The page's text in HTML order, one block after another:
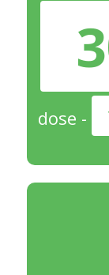
dose -